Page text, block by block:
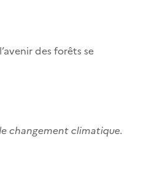
des forêts se
changement climatique.